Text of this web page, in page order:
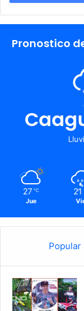
Pronostico
27 ℃
Jue
21
Popular